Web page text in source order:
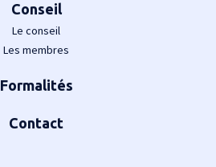
Conseil
Le conseil
Les membres
Formalités
Contact